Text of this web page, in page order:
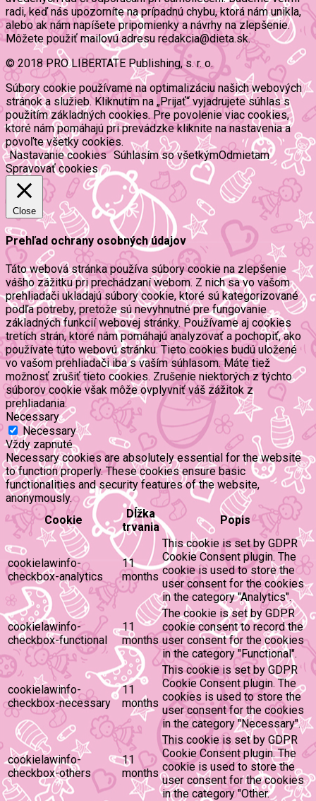
radi, keď nás upozorníte na prípadnú chybu, ktorá nám unikla,
alebo ak nám napíšete pripomienky a návrhy na zlepšenie.
Môžete použiť mailovú adresu redakcia@dieta.sk.
© 2018 PRO LIBERTATE Publishing, s. r. o.
Súbory cookie používame na optimalizáciu našich webových
stránok a služieb. Kliknutím na „Prijať“ vyjadrujete súhlas s
použitím základných cookies. Pre povolenie viac cookies,
ktoré nám pomáhajú pri prevádzke kliknite na nastavenia a
povoľte všetky cookies.
Nastavanie cookies Súhlasím so všetkýmOdmietam
Spravovať cookies
Close
Prehľad ochrany osobných údajov
Táto webová stránka používa súbory cookie na zlepšenie
vášho zážitku pri prechádzaní webom. Z nich sa vo vašom
prehliadači ukladajú súbory cookie, ktoré sú kategorizované
podľa potreby, pretože sú nevyhnutné pre fungovanie
základných funkcií webovej stránky. Používame aj cookies
tretích strán, ktoré nám pomáhajú analyzovať a pochopiť, ako
používate túto webovú stránku. Tieto cookies budú uložené
vo vašom prehliadači iba s vaším súhlasom. Máte tiež
možnosť zrušiť tieto cookies. Zrušenie niektorých z týchto
súborov cookie však môže ovplyvniť váš zážitok z
prehliadania.
Necessary
Necessary
Vždy zapnuté
Necessary cookies are absolutely essential for the website
to function properly. These cookies ensure basic
functionalities and security features of the website,
anonymously.
Cookie
Dĺžka
trvania
Popis
cookielawinfo-
checkbox-analytics
11
months
This cookie is set by GDPR
Cookie Consent plugin. The
cookie is used to store the
user consent for the cookies
in the category "Analytics".
cookielawinfo-
checkbox-functional
11
months
The cookie is set by GDPR
cookie consent to record the
user consent for the cookies
in the category "Functional".
cookielawinfo-
checkbox-necessary
11
months
This cookie is set by GDPR
Cookie Consent plugin. The
cookies is used to store the
user consent for the cookies
in the category "Necessary".
cookielawinfo-
checkbox-others
11
months
This cookie is set by GDPR
Cookie Consent plugin. The
cookie is used to store the
user consent for the cookies
in the category "Other.